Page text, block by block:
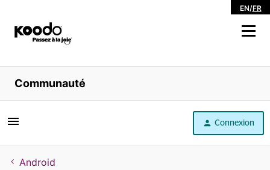
EN/FR
Magasiner
Libre service
Aide
Communauté
Connexion
Android